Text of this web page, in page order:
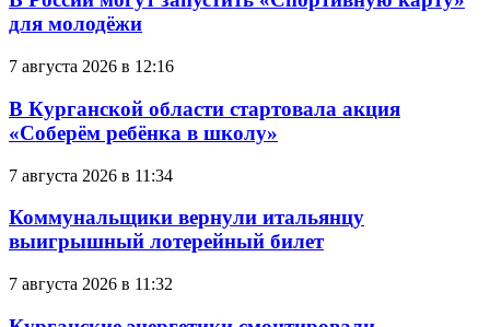
для молодёжи
7 августа 2026 в 12:16
В Курганской области стартовала акция
«Соберём ребёнка в школу»
7 августа 2026 в 11:34
Коммунальщики вернули итальянцу
выигрышный лотерейный билет
7 августа 2026 в 11:32